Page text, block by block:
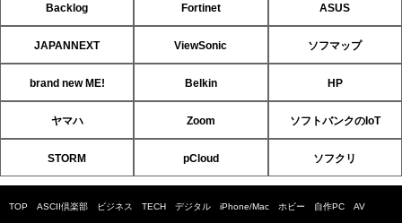
Backlog Fortinet ASUS
JAPANNEXT ViewSonic ソフマップ
brand new ME! Belkin HP
ヤマハ Zoom ソフトバンクのIoT
STORM pCloud ソフクリ
TOP ASCII倶楽部 ビジネス TECH デジタル iPhone/Mac ホビー 自作PC AV